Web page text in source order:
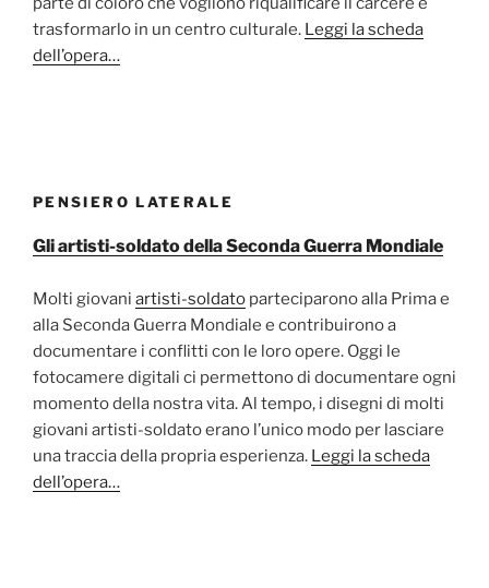
trasformarlo in un centro culturale. Leggi la scheda
dell’opera…
PENSIERO LATERALE
Gli artisti-soldato della Seconda Guerra Mondiale
Molti giovani artisti-soldato parteciparono alla Prima e
alla Seconda Guerra Mondiale e contribuirono a
documentare i conflitti con le loro opere. Oggi le
fotocamere digitali ci permettono di documentare ogni
momento della nostra vita. Al tempo, i disegni di molti
giovani artisti-soldato erano l’unico modo per lasciare
una traccia della propria esperienza. Leggi la scheda
dell’opera…